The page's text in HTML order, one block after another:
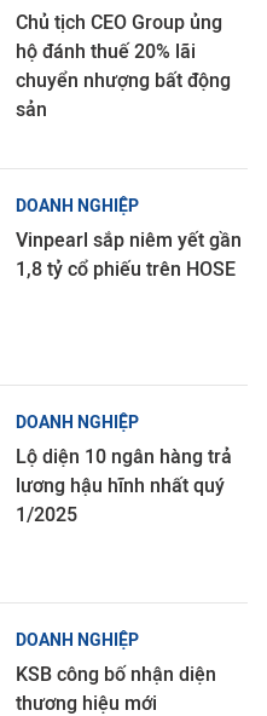
Chủ tịch CEO Group ủng
hộ đánh thuế 20% lãi
chuyển nhượng bất động
sản
DOANH NGHIỆP
Vinpearl sắp niêm yết gần
1,8 tỷ cổ phiếu trên HOSE
DOANH NGHIỆP
Lộ diện 10 ngân hàng trả
lương hậu hĩnh nhất quý
1/2025
DOANH NGHIỆP
KSB công bố nhận diện
thương hiệu mới